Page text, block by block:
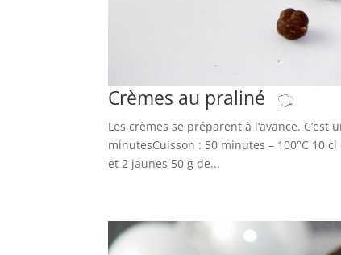
Crèmes au praliné
Les crèmes se préparent à l’avance.
minutesCuisson : 50 minutes – 100°C 10
et 2 jaunes 50 g de...